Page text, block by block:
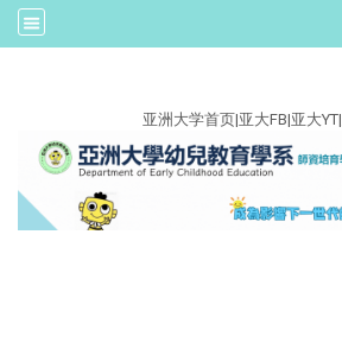
亚洲大学首页|亚大FB|亚大YT|